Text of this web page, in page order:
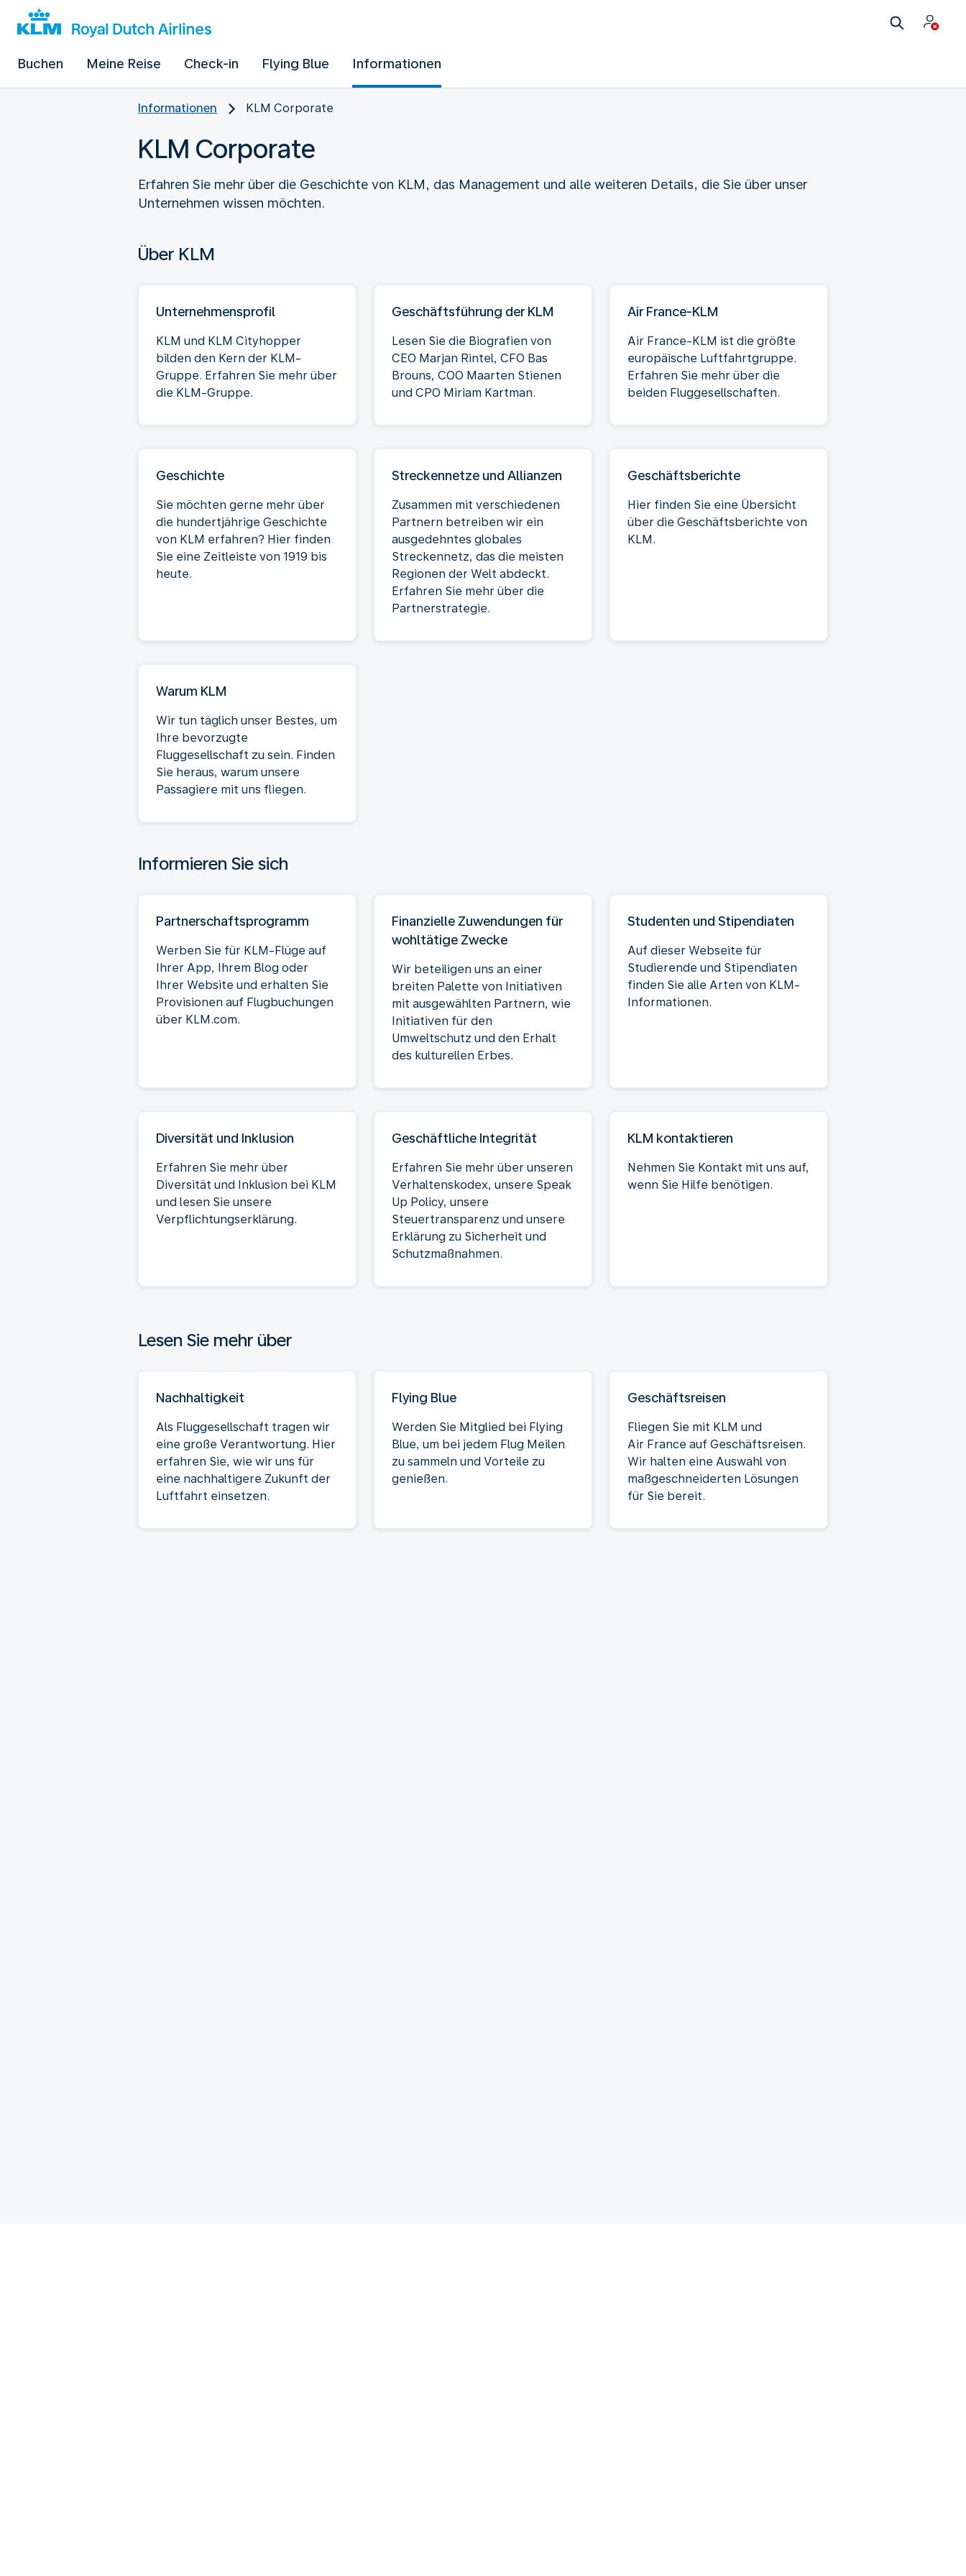
Buchen Meine Reise Check-in Flying Blue Informationen
Informationen KLM Corporate
KLM Corporate
Erfahren Sie mehr über die Geschichte von KLM, das Management und alle weiteren Details, die Sie über unser
Unternehmen wissen möchten.
Über KLM
Unternehmensprofil
KLM und KLM Cityhopper
bilden den Kern der KLM-
Gruppe. Erfahren Sie mehr über
die KLM-Gruppe.
Geschäftsführung der KLM
Lesen Sie die Biografien von
CEO Marjan Rintel, CFO Bas
Brouns, COO Maarten Stienen
und CPO Miriam Kartman.
Air France-KLM
Air France-KLM ist die größte
europäische Luftfahrtgruppe.
Erfahren Sie mehr über die
beiden Fluggesellschaften.
Geschichte
Sie möchten gerne mehr über
die hundertjährige Geschichte
von KLM erfahren? Hier finden
Sie eine Zeitleiste von 1919 bis
heute.
Streckennetze und Allianzen
Zusammen mit verschiedenen
Partnern betreiben wir ein
ausgedehntes globales
Streckennetz, das die meisten
Regionen der Welt abdeckt.
Erfahren Sie mehr über die
Partnerstrategie.
Geschäftsberichte
Hier finden Sie eine Übersicht
über die Geschäftsberichte von
KLM.
Warum KLM
Wir tun täglich unser Bestes, um
Ihre bevorzugte
Fluggesellschaft zu sein. Finden
Sie heraus, warum unsere
Passagiere mit uns fliegen.
Informieren Sie sich
Partnerschaftsprogramm
Werben Sie für KLM-Flüge auf
Ihrer App, Ihrem Blog oder
Ihrer Website und erhalten Sie
Provisionen auf Flugbuchungen
über KLM.com.
Finanzielle Zuwendungen für
wohltätige Zwecke
Wir beteiligen uns an einer
breiten Palette von Initiativen
mit ausgewählten Partnern, wie
Initiativen für den
Umweltschutz und den Erhalt
des kulturellen Erbes.
Studenten und Stipendiaten
Auf dieser Webseite für
Studierende und Stipendiaten
finden Sie alle Arten von KLM-
Informationen.
Diversität und Inklusion
Erfahren Sie mehr über
Diversität und Inklusion bei KLM
und lesen Sie unsere
Verpflichtungserklärung.
Geschäftliche Integrität
Erfahren Sie mehr über unseren
Verhaltenskodex, unsere Speak
Up Policy, unsere
Steuertransparenz und unsere
Erklärung zu Sicherheit und
Schutzmaßnahmen.
KLM kontaktieren
Nehmen Sie Kontakt mit uns auf,
wenn Sie Hilfe benötigen.
Lesen Sie mehr über
Nachhaltigkeit
Als Fluggesellschaft tragen wir
eine große Verantwortung. Hier
erfahren Sie, wie wir uns für
eine nachhaltigere Zukunft der
Luftfahrt einsetzen.
Flying Blue
Werden Sie Mitglied bei Flying
Blue, um bei jedem Flug Meilen
zu sammeln und Vorteile zu
genießen.
Geschäftsreisen
Fliegen Sie mit KLM und
Air France auf Geschäftsreisen.
Wir halten eine Auswahl von
maßgeschneiderten Lösungen
für Sie bereit.